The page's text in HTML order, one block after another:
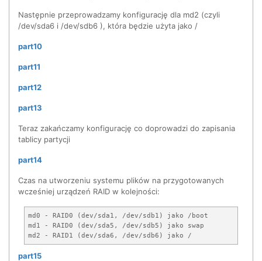
Następnie przeprowadzamy konfigurację dla md2 (czyli
/dev/sda6 i /dev/sdb6 ), która będzie użyta jako /
part10
part11
part12
part13
Teraz zakańczamy konfigurację co doprowadzi do zapisania
tablicy partycji
part14
Czas na utworzeniu systemu plików na przygotowanych
wcześniej urządzeń RAID w kolejności:
md0 - RAID0 (dev/sda1, /dev/sdb1) jako /boot
md1 - RAID0 (dev/sda5, /dev/sdb5) jako swap
part15